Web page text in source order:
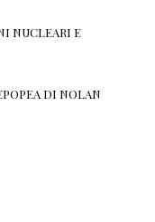
NUCLEARI E
DI NOLAN